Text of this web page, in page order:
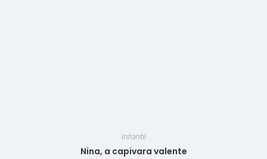
Infantil
Nina, a capivara valente